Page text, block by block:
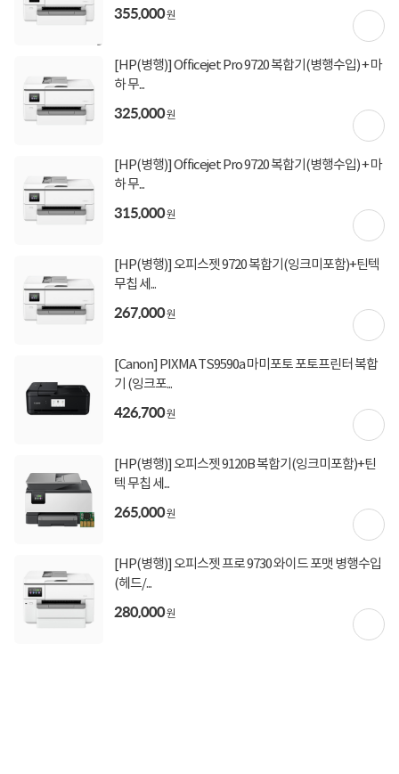
355,000원
[HP(병행)] Officejet Pro 9720 복합기(병행수입) + 마
하 무...
325,000원
[HP(병행)] Officejet Pro 9720 복합기(병행수입) + 마
하 무...
315,000원
[HP(병행)] 오피스젯 9720 복합기(잉크미포함)+틴텍
무칩 세...
267,000원
[Canon] PIXMA TS9590a 마미포토 포토프린터 복합
기 (잉크포...
426,700원
[HP(병행)] 오피스젯 9120B 복합기(잉크미포함)+틴
텍 무칩 세...
265,000원
[HP(병행)] 오피스젯 프로 9730 와이드 포맷 병행수입
(헤드/...
280,000원